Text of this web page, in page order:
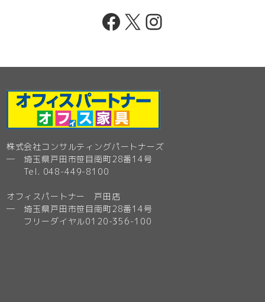
Facebook
X Instagram
株式会社コンサルティングパートナーズ
─ 埼玉県戸田市笹目南町28番14号
Tel. 048-449-8100
オフィスパートナー 戸田店
─ 埼玉県戸田市笹目南町28番14号
フリーダイヤル0120-356-100